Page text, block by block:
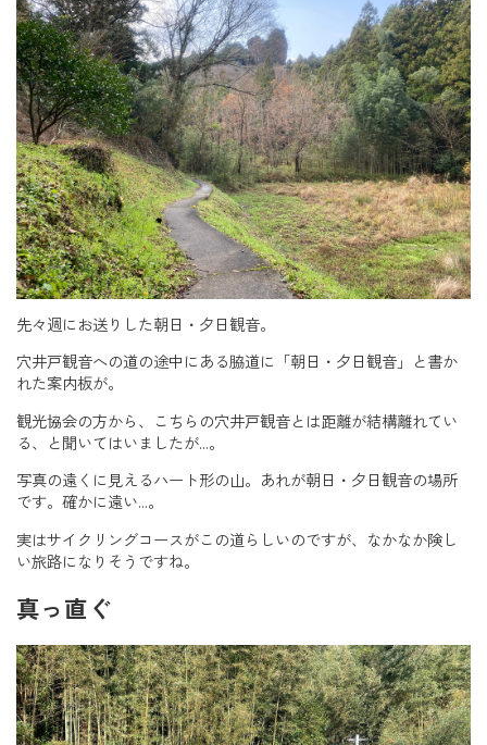
先々週にお送りした朝日・夕日観音。
穴井戸観音への道の途中にある脇道に「朝日・夕日観音」と書か
れた案内板が。
観光協会の方から、こちらの穴井戸観音とは距離が結構離れてい
る、と聞いてはいましたが…。
写真の遠くに見えるハート形の山。あれが朝日・夕日観音の場所
です。確かに遠い…。
実はサイクリングコースがこの道らしいのですが、なかなか険し
い旅路になりそうですね。
真っ直ぐ